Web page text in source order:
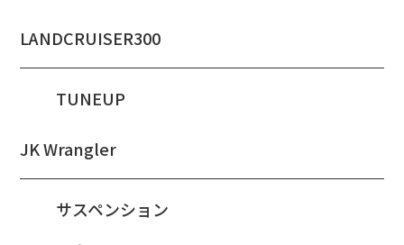
LANDCRUISER300
TUNEUP
JK Wrangler
サスペンション